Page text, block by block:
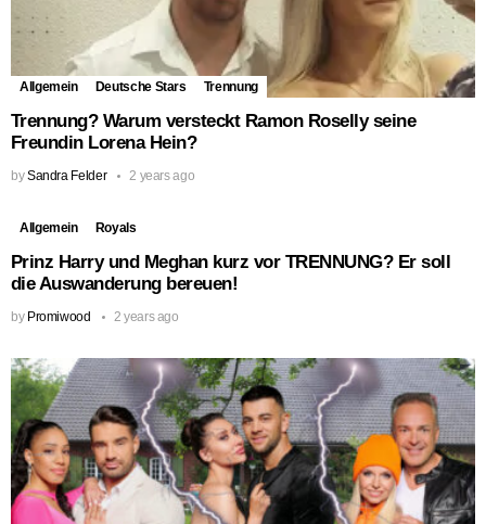
Allgemein Deutsche Stars Trennung
Trennung? Warum versteckt Ramon Roselly seine
Freundin Lorena Hein?
bySandra Felder 2 years ago
Allgemein Royals
Prinz Harry und Meghan kurz vor TRENNUNG? Er soll
die Auswanderung bereuen!
by Promiwood 2 years ago